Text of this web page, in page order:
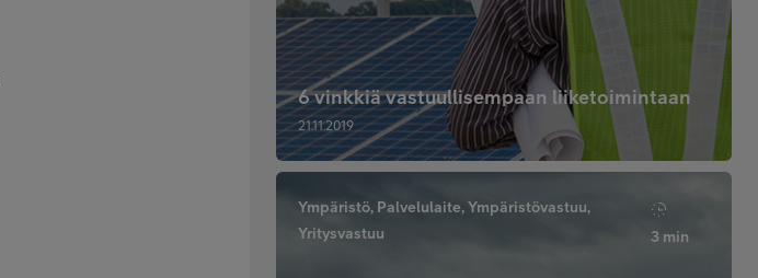
6 vinkkiä vastuullisempaan liiketoimintaan
21.11.2019
Ympäristö, Palvelulaite, Ympäristövastuu,
Yritysvastuu
3 min